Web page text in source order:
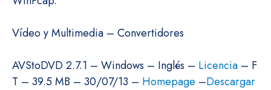
Vídeo y Multimedia – Convertidores
AVStoDVD 2.7.1 – Windows – Inglés – Licencia – F
T – 39.5 MB – 30/07/13 – Homepage –Descargar